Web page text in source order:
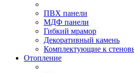
ПВХ панели
МДФ панели
Гибкий мрамор
Декоративный камень
Комплектующие к
Отопление